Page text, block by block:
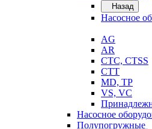
Назад
Насосное
AG
AR
CTC, CTSS
CTT
MD, TP
VS, VC
Насосное
Полупогружные